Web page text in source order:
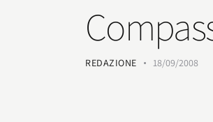
REDAZIONE 18/09/2008